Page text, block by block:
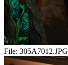
File: 305A7012.JPG